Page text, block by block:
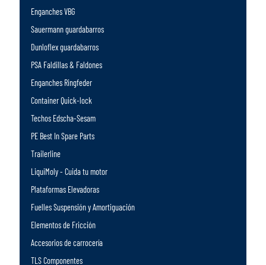
Enganches VBG
Sauermann guardabarros
Dunloflex guardabarros
PSA Faldillas & Faldones
Enganches Ringfeder
Container Quick-lock
Techos Edscha-Sesam
PE Best In Spare Parts
Trailerline
LiquiMoly - Cuida tu motor
Plataformas Elevadoras
Fuelles Suspensión y Amortiguación
Elementos de Fricción
Accesorios de carrocería
TLS Componentes